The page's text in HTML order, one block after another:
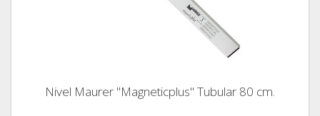
Nivel Maurer "Magneticplus" Tubular 80 cm.